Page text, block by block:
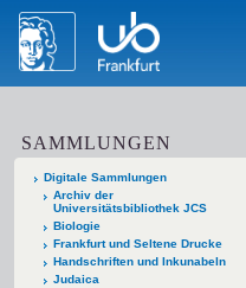
SAMMLUNGEN
Digitale Sammlungen
Archiv der
Universitätsbibliothek JCS
Biologie
Frankfurt und Seltene Drucke
Handschriften und Inkunabeln
Judaica